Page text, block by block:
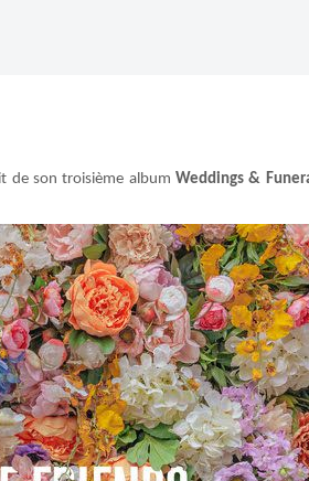
de son troisième albumWeddings &